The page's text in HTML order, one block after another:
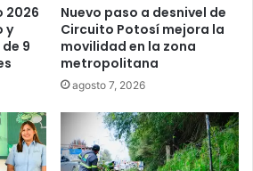
2026
y
9
Nuevo paso a desnivel de
Circuito Potosí mejora la
movilidad en la zona
metropolitana
agosto 7, 2026